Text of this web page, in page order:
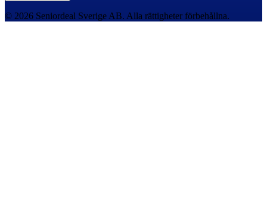
© 2026 Seniordeal Sverige AB. Alla rättigheter förbehållna.